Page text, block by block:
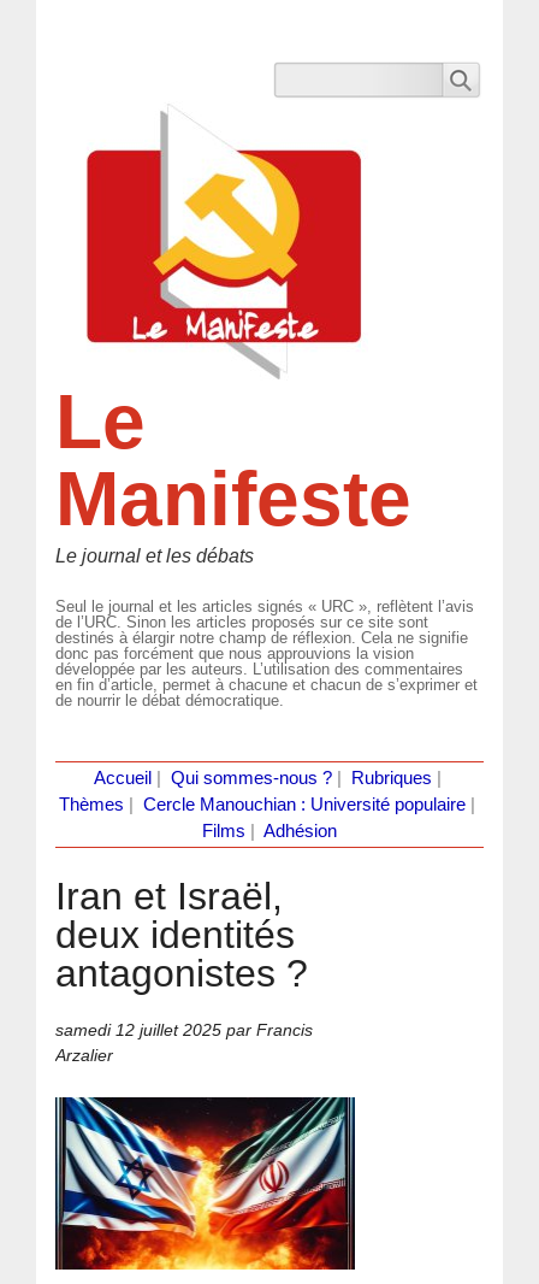
Le
Manifeste
Le journal et les débats
Seul le journal et les articles signés « URC », reflètent l’avis
de l’URC. Sinon les articles proposés sur ce site sont
destinés à élargir notre champ de réflexion. Cela ne signifie
donc pas forcément que nous approuvions la vision
développée par les auteurs. L’utilisation des commentaires
en fin d’article, permet à chacune et chacun de s’exprimer et
de nourrir le débat démocratique.
Accueil Qui sommes-nous ?| Rubriques
Thèmes
Cercle Manouchian : Université populaire
Films
Adhésion
Iran et Israël,
deux identités
antagonistes ?
samedi 12 juillet 2025 par Francis
Arzalier